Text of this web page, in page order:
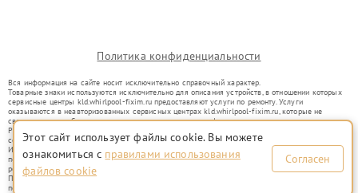
Политика конфиденциальности
Вся информация на сайте носит исключительно справочный характер.
Товарные знаки используются исключительно для описания устройств, в отношении которых
сервисные центры kld.whirlpool-fixim.ru предоставляют услуги по ремонту. Услуги
оказываются в неавторизованных сервисных центрах kld.whirlpool-fixim.ru, которые не
связаны с правообладателями товарных знаков или их официальными представителями.
Ремонт осуществляется для устройств, уже введенных в гражданский оборот в соответствии
со статьей 1487 ГК РФ.
Использование товарных знаков не преследует цели индивидуализации услуг или введения
потребителей в заблуждение, а служит для информирования о предоставляемых услугах по
ремонту техники указанных брендов.
Представленная на сайте информация не является публичной офертой, определяемой
положениями Статьи 437(2) Гражданского кодекса РФ
Этот сайт использует файлы cookie. Вы можете
ознакомиться с правилами использования
файлов cookie
Согласен